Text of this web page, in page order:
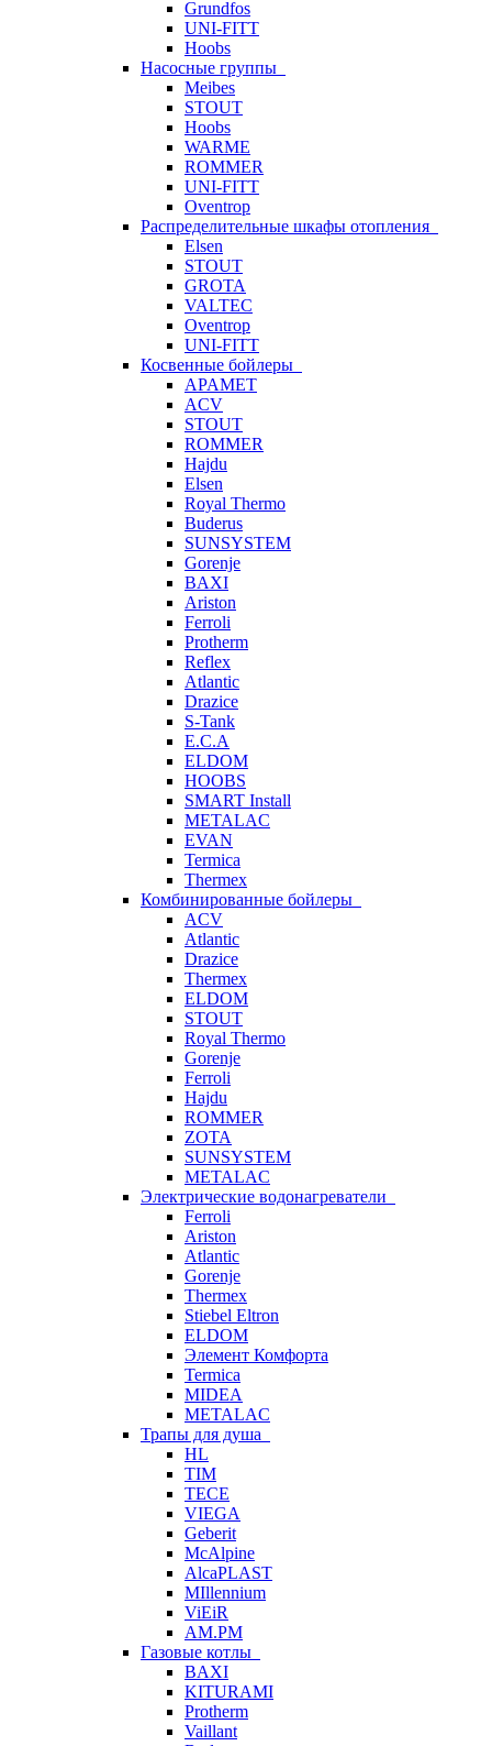
Grundfos
UNI-FITT
Hoobs
Насосные группы
Meibes
STOUT
Hoobs
WARME
ROMMER
UNI-FITT
Oventrop
Распределительные шкафы отопления
Elsen
STOUT
GROTA
VALTEC
Oventrop
UNI-FITT
Косвенные бойлеры
APAMET
ACV
STOUT
ROMMER
Hajdu
Elsen
Royal Thermo
Buderus
SUNSYSTEM
Gorenje
BAXI
Ariston
Ferroli
Protherm
Reflex
Atlantic
Drazice
S-Tank
E.C.A
ELDOM
HOOBS
SMART Install
METALAC
EVAN
Termica
Thermex
Комбинированные бойлеры
ACV
Atlantic
Drazice
Thermex
ELDOM
STOUT
Royal Thermo
Gorenje
Ferroli
Hajdu
ROMMER
ZOTA
SUNSYSTEM
METALAC
Электрические водонагреватели
Ferroli
Ariston
Atlantic
Gorenje
Thermex
Stiebel Eltron
ELDOM
Элемент Комфорта
Termica
MIDEA
METALAC
Трапы для душа
HL
TIM
TECE
VIEGA
Geberit
McAlpine
AlcaPLAST
MIllennium
ViEiR
AM.PM
Газовые котлы
BAXI
KITURAMI
Protherm
Vaillant